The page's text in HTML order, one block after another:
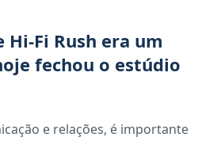
Hi-Fi Rush era um
fechou o estúdio
e relações, é importante